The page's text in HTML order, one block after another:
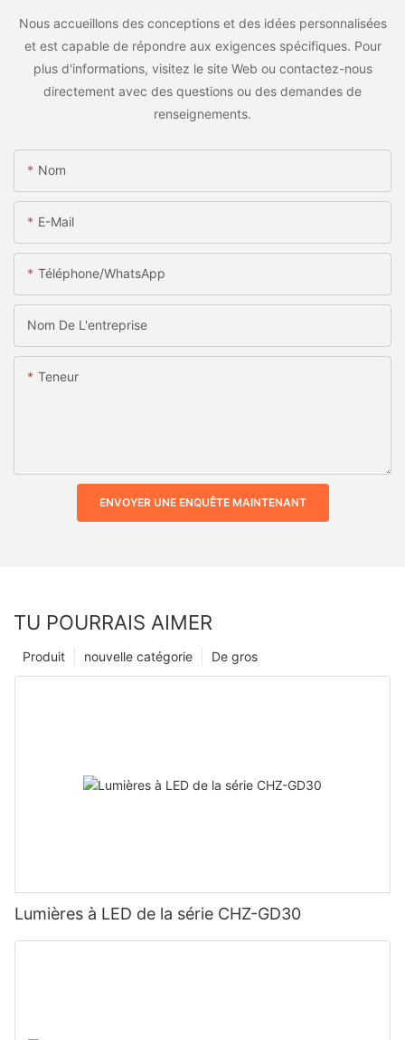
Nous accueillons des conceptions et des idées personnalisées
et est capable de répondre aux exigences spécifiques. Pour
plus d'informations, visitez le site Web ou contactez-nous
directement avec des questions ou des demandes de
renseignements.
Nom
E-Mail
Téléphone/WhatsApp
Nom De L'entreprise
Teneur
ENVOYER UNE ENQUÊTE MAINTENANT
TU POURRAIS AIMER
De gros
nouvelle catégorie
Produit
Lumières à LED de la série CHZ-GD30